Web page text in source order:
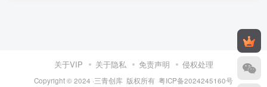
关于VIP 关于隐私 免责声明 侵权处理
Copyright © 2024 ·三青创库 版权所有 粤ICP备2024245160号